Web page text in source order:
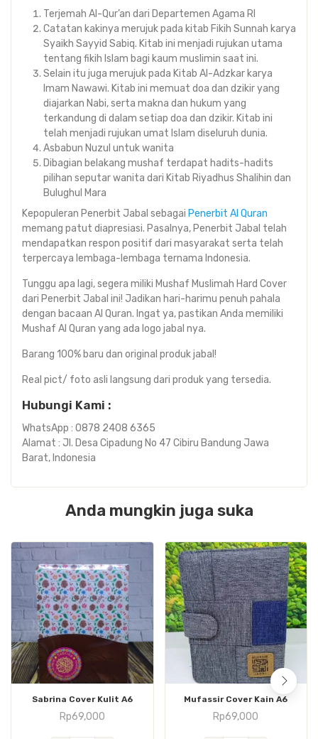
Terjemah Al-Qur’an dari Departemen Agama RI
Catatan kakinya merujuk pada kitab Fikih Sunnah karya
Syaikh Sayyid Sabiq. Kitab ini menjadi rujukan utama
tentang fikih Islam bagi kaum muslimin saat ini.
Selain itu juga merujuk pada Kitab Al-Adzkar karya
Imam Nawawi. Kitab ini memuat doa dan dzikir yang
diajarkan Nabi, serta makna dan hukum yang
terkandung di dalam setiap doa dan dzikir. Kitab ini
telah menjadi rujukan umat Islam diseluruh dunia.
Asbabun Nuzul untuk wanita
Dibagian belakang mushaf terdapat hadits-hadits
pilihan seputar wanita dari Kitab Riyadhus Shalihin dan
Bulughul Mara
Kepopuleran Penerbit Jabal sebagai Penerbit Al Quran
memang patut diapresiasi. Pasalnya, Penerbit Jabal telah
mendapatkan respon positif dari masyarakat serta telah
terpercaya lembaga-lembaga ternama Indonesia.
Tunggu apa lagi, segera miliki Mushaf Muslimah Hard Cover
dari Penerbit Jabal ini! Jadikan hari-harimu penuh pahala
dengan bacaan Al Quran. Ingat ya, pastikan Anda memiliki
Mushaf Al Quran yang ada logo jabal nya.
Barang 100% baru dan original produk jabal!
Real pict/ foto asli langsung dari produk yang tersedia.
Hubungi Kami :
WhatsApp : 0878 2408 6365
Alamat : Jl. Desa Cipadung No 47 Cibiru Bandung Jawa
Barat, Indonesia
Anda mungkin juga suka
Sabrina Cover Kulit A6
Rp69,000
Mufassir Cover Kain A6
Rp69,000